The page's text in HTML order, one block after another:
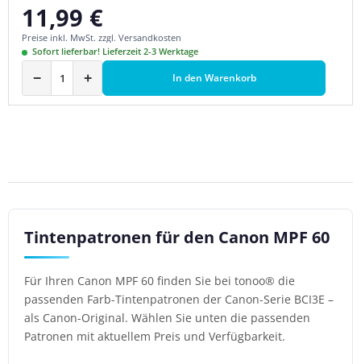
Regulärer Preis:
11,99 €
Preise inkl. MwSt. zzgl. Versandkosten
Sofort lieferbar! Lieferzeit 2-3 Werktage
− + In den Warenkorb
Tintenpatronen für den Canon MPF 60
Für Ihren Canon MPF 60 finden Sie bei tonoo® die
passenden Farb-Tintenpatronen der Canon-Serie BCI3E –
als Canon-Original. Wählen Sie unten die passenden
Patronen mit aktuellem Preis und Verfügbarkeit.